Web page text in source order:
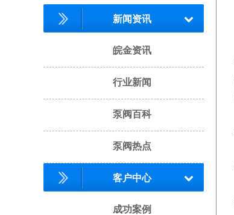
新闻资讯
皖金资讯
行业新闻
泵阀百科
泵阀热点
客户中心
成功案例